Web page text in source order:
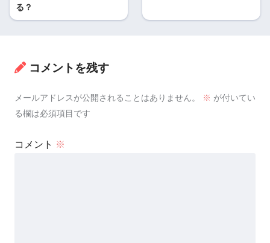
る？
コメントを残す
メールアドレスが公開されることはありません。 ※ が付いてい
る欄は必須項目です
コメント ※